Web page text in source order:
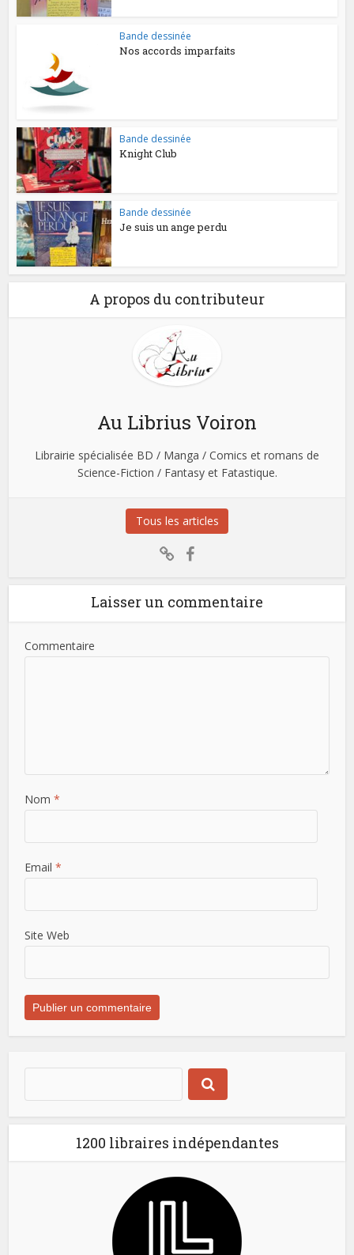
Bande dessinée
Nos accords imparfaits
Bande dessinée
Knight Club
Bande dessinée
Je suis un ange perdu
A propos du contributeur
Au Librius Voiron
Librairie spécialisée BD / Manga / Comics et romans de
Science-Fiction / Fantasy et Fatastique.
Tous les articles
Laisser un commentaire
Commentaire
Nom *
Email *
Site Web
1200 libraires indépendantes